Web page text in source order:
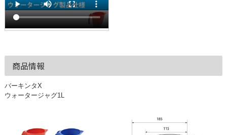
商品情報
バーキンタX
ウォータージャグ1L